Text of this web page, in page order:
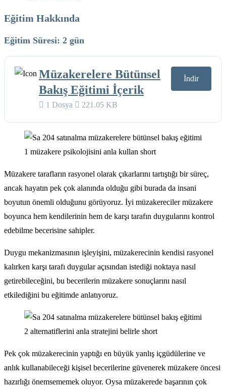
Eğitim Hakkında
Eğitim Süresi: 2 gün
Müzakerelere Bütünsel
Bakış Eğitimi İçerik
1 Dosya 221.05 KB
İndir
Müzakere tarafların rasyonel olarak çıkarlarını tartıştığı bir süreç,
ancak hayatın pek çok alanında olduğu gibi burada da insani
boyutun önemli olduğunu görüyoruz. İyi müzakereciler müzakere
boyunca hem kendilerinin hem de karşı tarafın duygularını kontrol
edebilme becerisine sahipler.
Duygu mekanizmasının işleyişini, müzakerecinin kendisi rasyonel
kalırken karşı tarafı duygular açısından istediği noktaya nasıl
getirebileceğini, bu becerilerin müzakere sonuçlarını nasıl
etkilediğini bu eğitimde anlatıyoruz.
Pek çok müzakerecinin yaptığı en büyük yanlış içgüdülerine ve
anlık kullanabileceği kişisel becerilerine güvenerek müzakere öncesi
hazırlığı önemsememek oluyor. Oysa müzakerede başarının çok